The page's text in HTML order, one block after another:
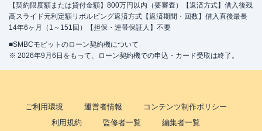
【契約限度額または貸付金額】800万円以内（要審査）【返済方式】借入後残
高スライド元利定額リボルビング返済方式【返済期間・回数】借入直後最長
14年6ヶ月（1～151回）【担保・連帯保証人】不要
■SMBCモビットのローン契約機について
※ 2026年9月6日をもって、ローン契約機での申込・カード受取は終了。
ご利用環境 運営者情報
コンテンツ制作ポリシー
利用規約
監修者一覧
編集者一覧